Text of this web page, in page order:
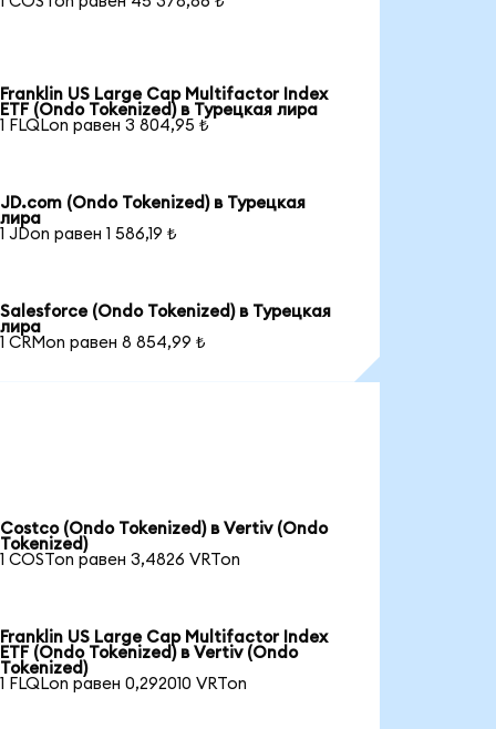
Franklin US Large Cap Multifactor Index
ETF (Ondo Tokenized) в Турецкая лира
1 FLQLon равен 3 804,95 ₺
JD.com (Ondo Tokenized) в Турецкая
лира
1 JDon равен 1 586,19 ₺
Salesforce (Ondo Tokenized) в Турецкая
лира
1 CRMon равен 8 854,99 ₺
Costco (Ondo Tokenized) в Vertiv (Ondo
Tokenized)
1 COSTon равен 3,4826 VRTon
Franklin US Large Cap Multifactor Index
ETF (Ondo Tokenized) в Vertiv (Ondo
Tokenized)
1 FLQLon равен 0,292010 VRTon